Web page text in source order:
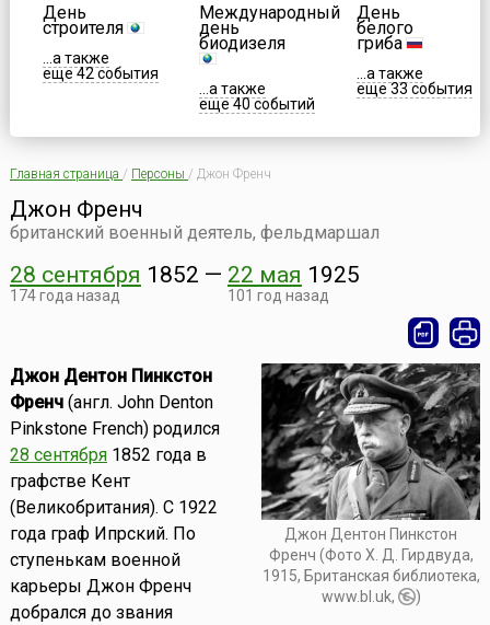
День
строителя
...а также
еще 42 события
Международный
день
биодизеля
...а также
еще 40 событий
День
белого
гриба
...а также
еще 33 события
Главная страница / Персоны / Джон Френч
Джон Френч
британский военный деятель, фельдмаршал
28 сентября 1852
174 года назад
— 22 мая 1925
101 год назад
Джон Дентон Пинкстон
Френч (Фото Х. Д. Гирдвуда,
1915, Британская библиотека,
www.bl.uk,
)
Джон Дентон Пинкстон
Френч(англ. John Denton
Pinkstone French) родился
28 сентября1852 года в
графстве Кент
(Великобритания). С 1922
года граф Ипрский. По
ступенькам военной
карьеры Джон Френч
добрался до звания